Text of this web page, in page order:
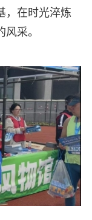
，在时光淬炼
采。